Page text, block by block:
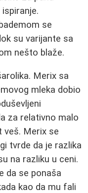
se
su varijante sa
nešto blaže.
Merix sa
mleka dobio
za relativno malo
veš. Merix se
tvrde da je razlika
na razliku u ceni.
da se ponaša
kao da mu fali